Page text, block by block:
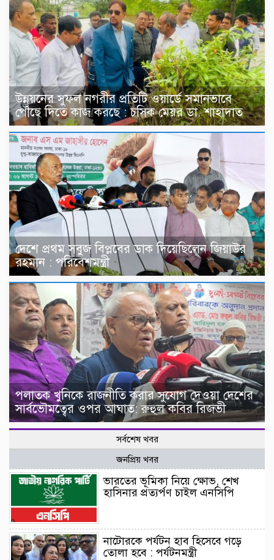
উন্নয়নের সুফল নগরীর প্রতিটি ওয়ার্ডে সমানভাবে
পৌঁছে দিতে কাজ করছে : চসিক মেয়র ডা. শাহাদাত
দেশে প্রথম সবুজ বিপ্লবের ডাক দিয়েছিলেন জিয়াউর
রহমান : পরিবেশমন্ত্রী
পলাতক খুনিকে রাজনীতি করার সুযোগ দেওয়া দেশের
সার্বভৌমত্বের ওপর আঘাত: রুহুল কবির রিজভী
সর্বশেষ খবর
জনপ্রিয় খবর
ভারতের ভূমিকা নিয়ে ক্ষোভ, শেখ
হাসিনার প্রত্যর্পণ চাইল এনসিপি
নাটোরকে পর্যটন হাব হিসেবে গড়ে
তোলা হবে : পর্যটনমন্ত্রী